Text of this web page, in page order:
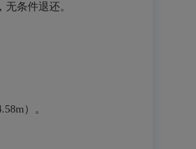
条件退还。
）。